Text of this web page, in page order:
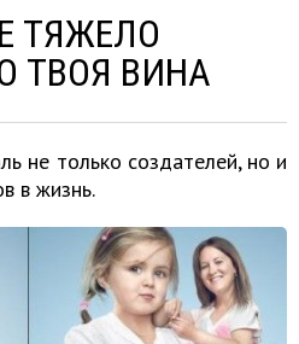
ТЯЖЕЛО
ТВОЯ ВИНА
не только создателей, но и
в жизнь.